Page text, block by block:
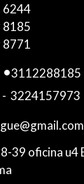
6244
8185
8771
-3112288185
- 3224157973
39 oficina u4